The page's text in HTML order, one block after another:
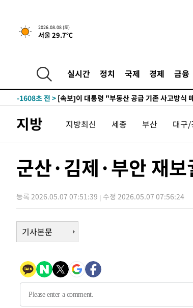
2026.08.08 (토)
서울 29.7℃
실시간 정치 국제 경제 금융
5시간 전 >[속보]규제합리화위원회 부위원장에 김태유 서울
후임
-9158초 전 >이강인, 폭염 속 AT마드리드 첫 훈련…80명 식
향수정 (2보)
-5745초 전 >
[속보] 미 사업체, 일자리 7월에 2.3만 개 줄
-1608초 전 >
실천"
-693초 전 > 이란, "오만과 '중앙 단일 루트' 합의…북쪽 인
2시간 전 >
[속보]이 대통령, '호우피해' 안동·의성 관할 4개
2시간 전 >[단독]중수청 지원 검사들, 정원 초과 시 낮은 계
3시간 전 >SK하이닉스, 용인·청주 팹에 54조 투자…"AI 메
4시간 전 >외국인 심판 성 접대 7경기 들여다보니…한국 축
4시간 전 >[속보]코스닥, 2.86포인트(0.36%) 내린 798.81
4시간 전 >[속보]코스피, 6200선 약보합…0.60% 내린
4시간 전 >[속보]원·달러 환율, 7.7원 내린 1416.1원 마감
5시간 전 > [속보]종합특검, '계엄 수용공간 확보' 신용해 前
5시간 전 >외신들도 주목한 韓축구 파문…"국민적 공분에
5시간 전 >11시간 압수수색에 성접대 파문까지…'쑥대밭' 된
지방 지방최신 세종 부산 대구/
군산·김제·부안 재
등록 2026.05.07 07:51:39 수정 2026.05.07 07:56:24
기사본문